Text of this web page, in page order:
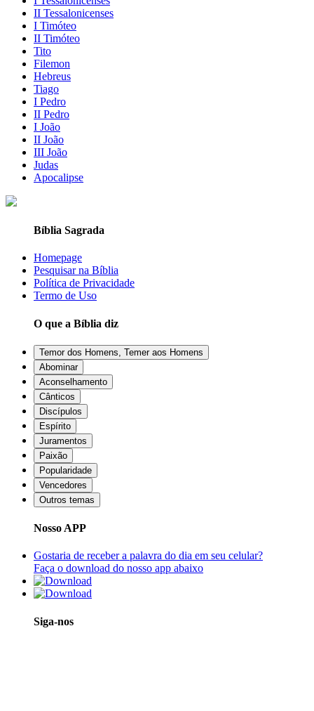
II Tessalonicenses
I Timóteo
II Timóteo
Tito
Filemon
Hebreus
Tiago
I Pedro
II Pedro
I João
II João
III João
Judas
Apocalipse
Bíblia Sagrada
Homepage
Pesquisar na Bíblia
Política de Privacidade
Termo de Uso
O que a Bíblia diz
Temor dos Homens, Temer aos Homens
Abominar
Aconselhamento
Cânticos
Discípulos
Espírito
Juramentos
Paixão
Popularidade
Vencedores
Outros temas
Nosso APP
Gostaria de receber a palavra do dia em seu celular?
Faça o download do nosso app abaixo
Siga-nos